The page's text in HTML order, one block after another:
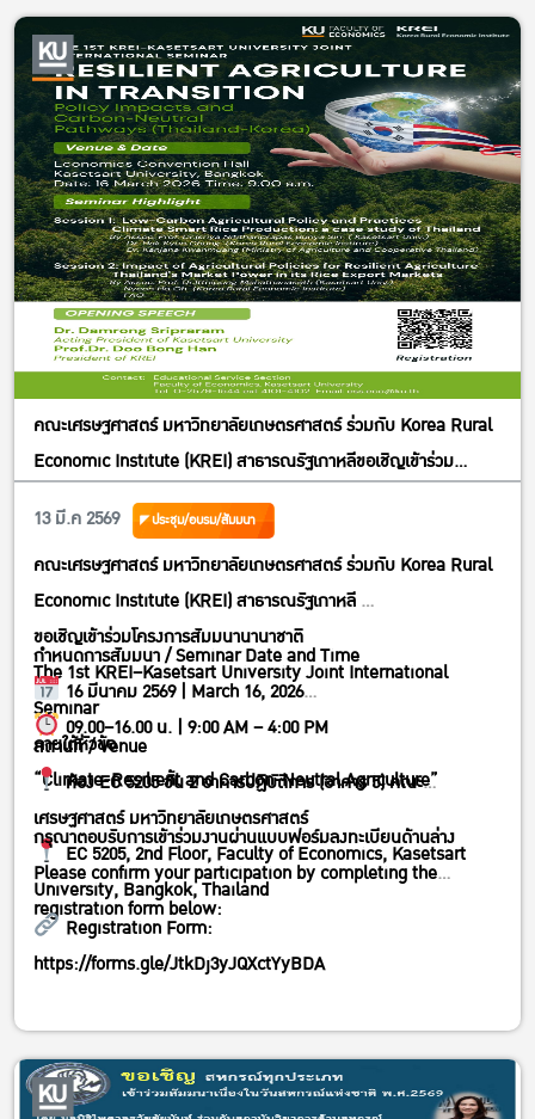
คณะเศรษฐศาสตร์ มหาวิทยาลัยเกษตรศาสตร์ ร่วมกับ Korea Rural
Economic Institute (KREI) สาธารณรัฐเกาหลีขอเชิญเข้าร่วม
โครงการสัมมนานานาชาติThe 1st KREI–Kasetsart University
Joint International Seminarภายใต้หัวข้อ“Climate-Resilient
and Carbon-Neutral Agriculture”
13 มี.ค 2569 ประชุม/อบรม/สัมมนา
คณะเศรษฐศาสตร์ มหาวิทยาลัยเกษตรศาสตร์ ร่วมกับ Korea Rural
Economic Institute (KREI) สาธารณรัฐเกาหลี
ขอเชิญเข้าร่วมโครงการสัมมนานานาชาติ
The 1st KREI–Kasetsart University Joint International
Seminar
ภายใต้หัวข้อ
“Climate-Resilient and Carbon-Neutral Agriculture”
กำหนดการสัมมนา / Seminar Date and Time
16 มีนาคม 2569 | March 16, 2026
09.00–16.00 น. | 9:00 AM – 4:00 PM
สถานที่ / Venue
ห้อง EC 5205 ชั้น 2 อาคารปฏิบัติการ (อาคาร 5) คณะ
เศรษฐศาสตร์ มหาวิทยาลัยเกษตรศาสตร์
EC 5205, 2nd Floor, Faculty of Economics, Kasetsart
University, Bangkok, Thailand
กรุณาตอบรับการเข้าร่วมงานผ่านแบบฟอร์มลงทะเบียนด้านล่าง
Please confirm your participation by completing the
registration form below:
Registration Form:
https://forms.gle/JtkDj3yJQXctYyBDA